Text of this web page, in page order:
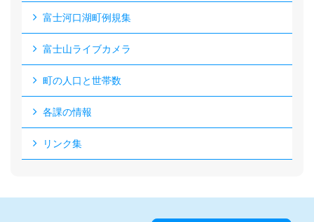
富士河口湖町例規集
富士山ライブカメラ
町の人口と世帯数
各課の情報
リンク集